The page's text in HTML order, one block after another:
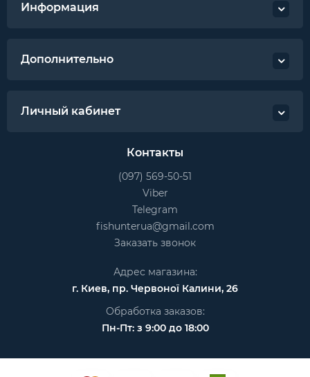
Информация
Дополнительно
Личный кабинет
Контакты
(097) 569-50-51
Viber
Telegram
fishunterua@gmail.com
Заказать звонок
Адрес магазина:
г. Киев, пр. Червоної Калини, 26
Обработка заказов:
Пн-Пт: з 9:00 до 18:00